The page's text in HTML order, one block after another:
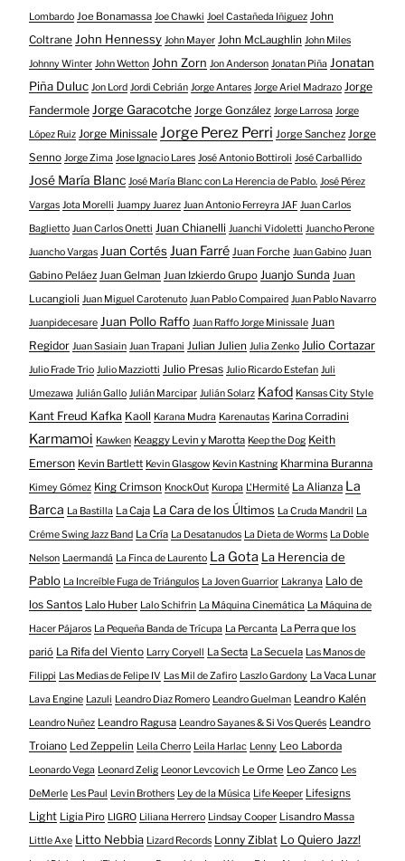
Lombardo Joe Bonamassa Joe Chawki Joel Castañeda Iñiguez John
Coltrane John Hennessy John Mayer John McLaughlin John Miles
Johnny Winter John Wetton John Zorn Jon Anderson Jonatan Piña Jonatan
Piña Duluc Jon Lord Jordi Cebrián Jorge Antares Jorge Ariel Madrazo Jorge
Fandermole Jorge Garacotche Jorge González Jorge Larrosa Jorge
López Ruiz Jorge Minissale Jorge Perez Perri Jorge Sanchez Jorge
Senno Jorge Zima Jose Ignacio Lares José Antonio Bottiroli José Carballido
José María Blanc José María Blanc con La Herencia de Pablo. José Pérez
Vargas Jota Morelli Juampy Juarez Juan Antonio Ferreyra JAF Juan Carlos
Baglietto Juan Carlos Onetti Juan Chianelli Juanchi Vidoletti Juancho Perone
Juancho Vargas Juan Cortés Juan Farré Juan Forche Juan Gabino Juan
Gabino Peláez Juan Gelman Juan Izkierdo Grupo Juanjo Sunda Juan
Lucangioli Juan Miguel Carotenuto Juan Pablo Compaired Juan Pablo Navarro
Juanpidecesare Juan Pollo Raffo Juan Raffo Jorge Minissale Juan
Regidor Juan Sasiain Juan Trapani Julian Julien Julia Zenko Julio Cortazar
Julio Frade Trio Julio Mazziotti Julio Presas Julio Ricardo Estefan Juli
Umezawa Julián Gallo Julián Marcipar Julián Solarz Kafod Kansas City Style
Kant Freud Kafka Kaoll Karana Mudra Karenautas Karina Corradini
Karmamoi Kawken Keaggy Levin y Marotta Keep the Dog Keith
Emerson Kevin Bartlett Kevin Glasgow Kevin Kastning Kharmina Buranna
Kimey Gómez King Crimson KnockOut Kuropa L'Hermité La Alianza La
Barca La Bastilla La Caja La Cara de los Últimos La Cruda Mandril La
Créme Swing Jazz Band La Cría La Desatanudos La Dieta de Worms La Doble
Nelson Laermandá La Finca de Laurento La Gota La Herencia de
Pablo La Increíble Fuga de Triángulos La Joven Guarrior Lakranya Lalo de
los Santos Lalo Huber Lalo Schifrin La Máquina Cinemática La Máquina de
Hacer Pájaros La Pequeña Banda de Trícupa La Percanta La Perra que los
parió La Rifa del Viento Larry Coryell La Secta La Secuela Las Manos de
Filippi Las Medias de Felipe IV Las Mil de Zafiro Laszlo Gardony La Vaca Lunar
Lava Engine Lazuli Leandro Diaz Romero Leandro Guelman Leandro Kalén
Leandro Nuñez Leandro Ragusa Leandro Sayanes & Si Vos Querés Leandro
Troiano Led Zeppelin Leila Cherro Leila Harlac Lenny Leo Laborda
Leonardo Vega Leonard Zelig Leonor Levcovich Le Orme Leo Zanco Les
DeMerle Les Paul Levin Brothers Ley de la Música Life Keeper Lifesigns
Light Ligia Piro LIGRO Liliana Herrero Lindsay Cooper Lisandro Massa
Little Axe Litto Nebbia Lizard Records Lonny Ziblat Lo Quiero Jazz!